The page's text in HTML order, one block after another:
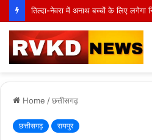
Home /छत्तीसगढ़
छत्तीसगढ़ रायपुर